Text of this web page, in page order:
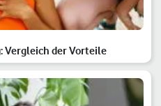
Vergleich der Vorteile